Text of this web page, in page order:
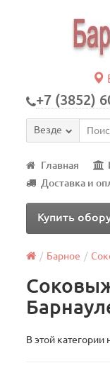
+7 (3852)
Везде
Главная
Доставка и
Купить
Барное
В этой категории